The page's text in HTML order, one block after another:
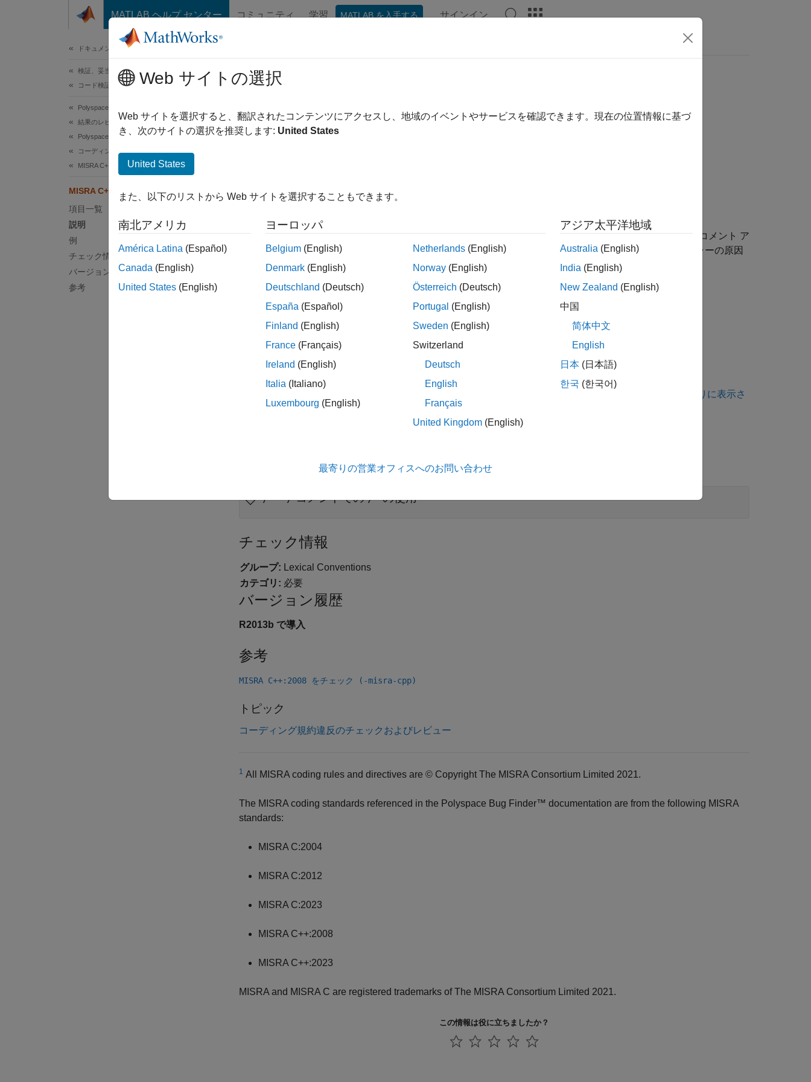
コンテンツへスキップ
MATLAB ヘルプ センター コミュニティ 学習 MATLAB を入手する サインイン
ドキュメンテーションのホーム
検証、妥当性確認、テスト
コード検証
Polyspace Bug Finder
結果のレビューとレポート生成
Polyspace Bug Finder の結果
コーディング規約
MISRA C++:2008 ルール
MISRA C++:2008 Rule 2-7-1
項目一覧
説明
例
チェック情報
バージョン履歴
参考
MATLAB Answers
MISRA C++:2008 Rule 2-7-1
The character sequence /* shall not be used within a C-style comment.
コードの C スタイルのコメント (/* */が含まれるコメント) に/*が含まれる場合、通常はコードが誤ってコメント ア
ウトされていることを意味します。特にコメントの入れ子は C ではサポートされておらず、予期しないエラーの原因
となる可能性があります。
Polyspace実装
ルール チェッカーは、C スタイルのコメント内に文字 が含まれている場合に違反を報告します。
ソース コードの注釈を使用してこのルールの違反を正当化することはできません。
トラブルシューティング
コーディング規約違反が想定どおりに表示さ
れない理由の診断を参照してください。
/* */コメントでの/*の使用
チェック情報
グループ: Lexical Conventions
カテゴリ: 必要
バージョン履歴
R2013b で導入
参考
MISRA C++:2008 をチェック (-misra-cpp)
トピック
コーディング規約違反のチェックおよびレビュー
1 All MISRA coding rules and directives are © Copyright The MISRA Consortium Limited 2021.
The MISRA coding standards referenced in the Polyspace Bug Finder™ documentation are from the following MISRA
standards:
MISRA C:2004
MISRA C:2012
MISRA C:2023
MISRA C++:2008
MISRA C++:2023
MISRA and MISRA C are registered trademarks of The MISRA Consortium Limited 2021.
この情報は役に立ちましたか？
Web サイトの選択
Web サイトを選択すると、翻訳されたコンテンツにアクセスし、地域のイベントやサービスを確認できます。現在の位置情報に基づ
き、次のサイトの選択を推奨します: United States
United States
また、以下のリストから Web サイトを選択することもできます。
南北アメリカ
América Latina (Español)
Canada (English)
United States (English)
ヨーロッパ
Belgium (English)
Denmark (English)
Deutschland (Deutsch)
España (Español)
Finland (English)
France (Français)
Ireland (English)
Italia (Italiano)
Luxembourg (English)
Netherlands (English)
Norway (English)
Österreich (Deutsch)
Portugal (English)
Sweden (English)
Switzerland
Deutsch
English
Français
United Kingdom (English)
アジア太平洋地域
Australia (English)
India (English)
New Zealand (English)
中国
简体中文
English
日本 (日本語)
한국 (한국어)
最寄りの営業オフィスへのお問い合わせ